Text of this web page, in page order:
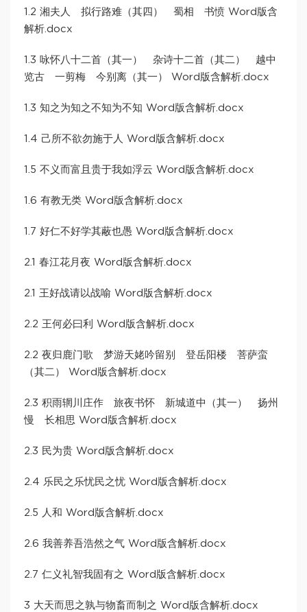
1.2 湘夫人 拟行路难（其四） 蜀相 书愤 Word版含
解析.docx
1.3 咏怀八十二首（其一） 杂诗十二首（其二） 越中
览古 一剪梅 今别离（其一） Word版含解析.docx
1.3 知之为知之不知为不知 Word版含解析.docx
1.4 己所不欲勿施于人 Word版含解析.docx
1.5 不义而富且贵于我如浮云 Word版含解析.docx
1.6 有教无类 Word版含解析.docx
1.7 好仁不好学其蔽也愚 Word版含解析.docx
2.1 春江花月夜 Word版含解析.docx
2.1 王好战请以战喻 Word版含解析.docx
2.2 王何必曰利 Word版含解析.docx
2.2 夜归鹿门歌 梦游天姥吟留别 登岳阳楼 菩萨蛮
（其二） Word版含解析.docx
2.3 积雨辋川庄作 旅夜书怀 新城道中（其一） 扬州
慢 长相思 Word版含解析.docx
2.3 民为贵 Word版含解析.docx
2.4 乐民之乐忧民之忧 Word版含解析.docx
2.5 人和 Word版含解析.docx
2.6 我善养吾浩然之气 Word版含解析.docx
2.7 仁义礼智我固有之 Word版含解析.docx
3 大天而思之孰与物畜而制之 Word版含解析.docx